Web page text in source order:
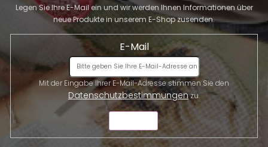
Legen Sie Ihre E-Mail ein und wir werden Ihnen Informationen über
neue Produkte in unserem E-Shop zusenden.
E-Mail
Datenschutzbestimmungenzu.